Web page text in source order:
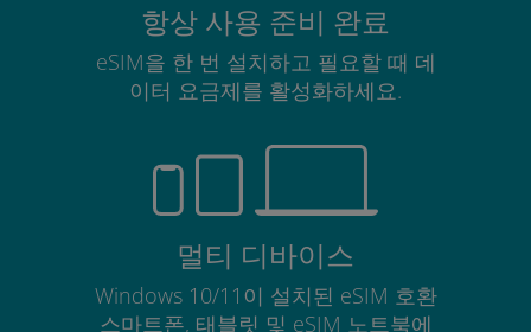
항상 사용 준비 완료
eSIM을 한 번 설치하고 필요할 때 데
이터 요금제를 활성화하세요.
멀티 디바이스
Windows 10/11이 설치된 eSIM 호환
스마트폰, 태블릿 및 eSIM 노트북에